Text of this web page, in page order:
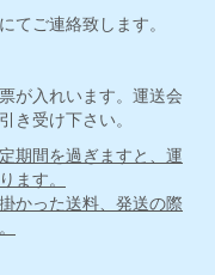
てご連絡致します。
が入れいます。運送会
き受け下さい。
期間を過ぎますと、運
ます。
かった送料、発送の際